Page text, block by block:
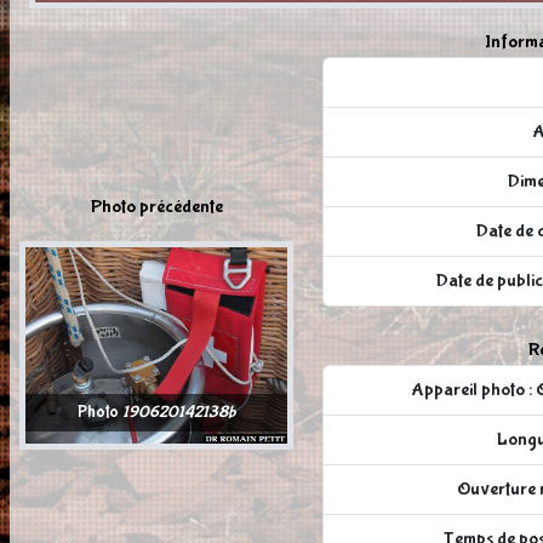
Photo précédente
Photo 190620142138b
Date de
Date de
Appareil photo :
Ouverture
Temps de